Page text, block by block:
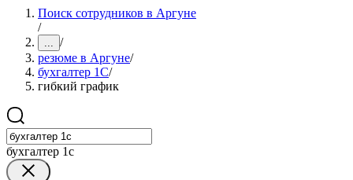
Поиск сотрудников в Аргуне
/
... /
резюме в Аргуне/
бухгалтер 1C/
гибкий график
бухгалтер 1c